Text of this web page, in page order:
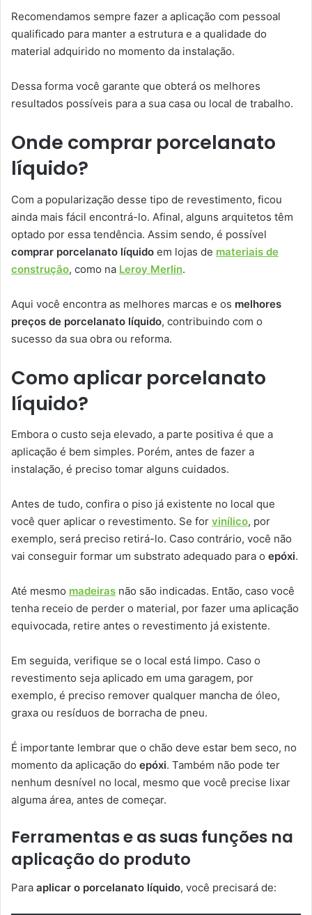
Recomendamos sempre fazer a aplicação com pessoal
qualificado para manter a estrutura e a qualidade do
material adquirido no momento da instalação.
Dessa forma você garante que obterá os melhores
resultados possíveis para a sua casa ou local de trabalho.
Onde comprar porcelanato
líquido?
Com a popularização desse tipo de revestimento, ficou
ainda mais fácil encontrá-lo. Afinal, alguns arquitetos têm
optado por essa tendência. Assim sendo, é possível
comprar porcelanato líquido em lojas de materiais de
construção, como na Leroy Merlin.
Aqui você encontra as melhores marcas e os melhores
preços de porcelanato líquido, contribuindo com o
sucesso da sua obra ou reforma.
Como aplicar porcelanato
líquido?
Embora o custo seja elevado, a parte positiva é que a
aplicação é bem simples. Porém, antes de fazer a
instalação, é preciso tomar alguns cuidados.
Antes de tudo, confira o piso já existente no local que
você quer aplicar o revestimento. Se for vinílico, por
exemplo, será preciso retirá-lo. Caso contrário, você não
vai conseguir formar um substrato adequado para o epóxi.
Até mesmo madeiras não são indicadas. Então, caso você
tenha receio de perder o material, por fazer uma aplicação
equivocada, retire antes o revestimento já existente.
Em seguida, verifique se o local está limpo. Caso o
revestimento seja aplicado em uma garagem, por
exemplo, é preciso remover qualquer mancha de óleo,
graxa ou resíduos de borracha de pneu.
É importante lembrar que o chão deve estar bem seco, no
momento da aplicação do epóxi. Também não pode ter
nenhum desnível no local, mesmo que você precise lixar
alguma área, antes de começar.
Ferramentas e as suas funções na
aplicação do produto
Para aplicar o porcelanato líquido, você precisará de: